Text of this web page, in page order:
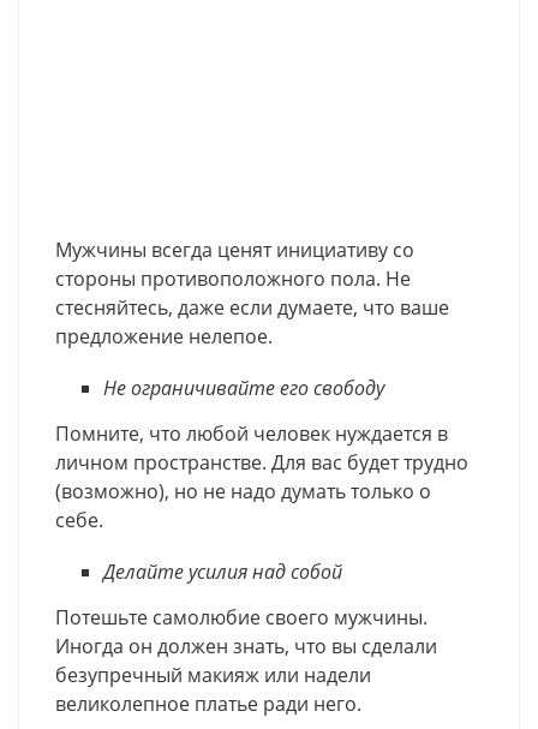
Мужчины всегда ценят инициативу со
стороны противоположного пола. Не
стесняйтесь, даже если думаете, что ваше
предложение нелепое.
Не ограничивайте его свободу
Помните, что любой человек нуждается в
личном пространстве. Для вас будет трудно
(возможно), но не надо думать только о
себе.
Делайте усилия над собой
Потешьте самолюбие своего мужчины.
Иногда он должен знать, что вы сделали
безупречный макияж или надели
великолепное платье ради него.